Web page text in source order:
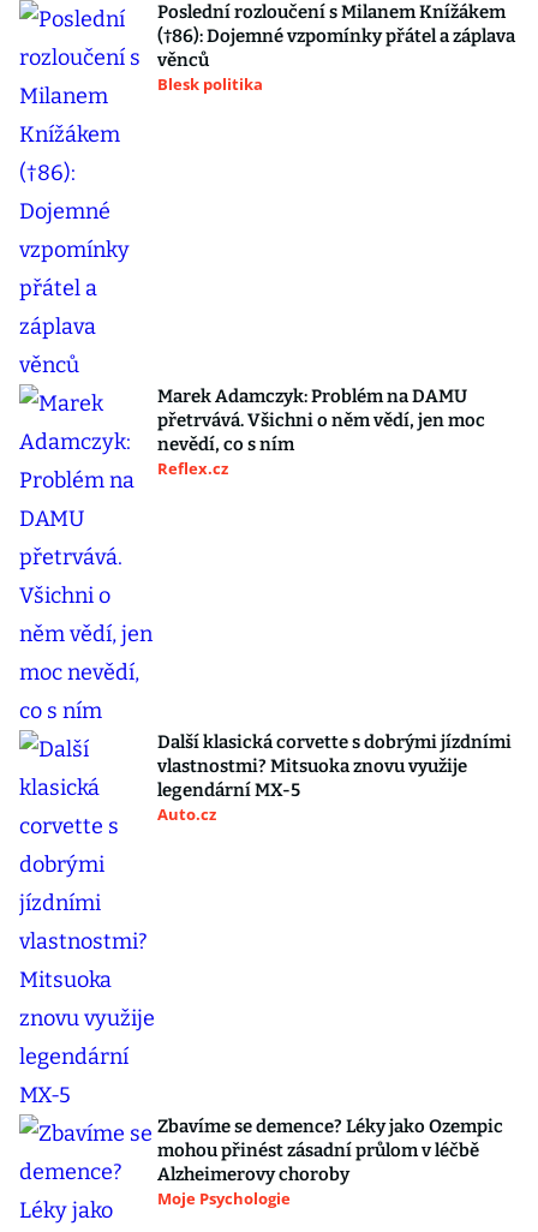
Poslední rozloučení s Milanem Knížákem
(†86): Dojemné vzpomínky přátel a záplava
věnců
Blesk politika
Marek Adamczyk: Problém na DAMU
přetrvává. Všichni o něm vědí, jen moc
nevědí, co s ním
Reflex.cz
Další klasická corvette s dobrými jízdními
vlastnostmi? Mitsuoka znovu využije
legendární MX-5
Auto.cz
Zbavíme se demence? Léky jako Ozempic
mohou přinést zásadní průlom v léčbě
Alzheimerovy choroby
Moje Psychologie